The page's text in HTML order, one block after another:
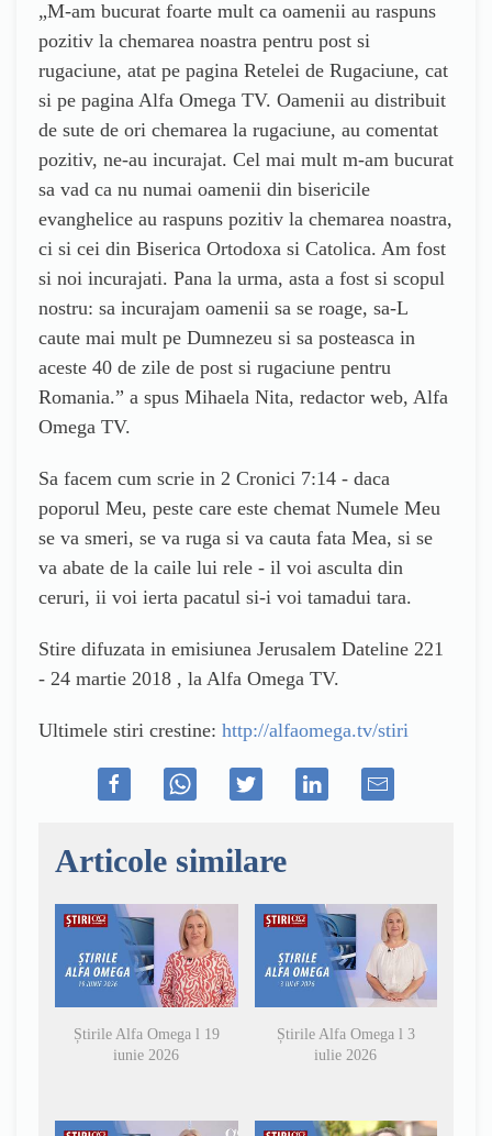
„M-am bucurat foarte mult ca oamenii au raspuns
pozitiv la chemarea noastra pentru post si
rugaciune, atat pe pagina Retelei de Rugaciune, cat
si pe pagina Alfa Omega TV. Oamenii au distribuit
de sute de ori chemarea la rugaciune, au comentat
pozitiv, ne-au incurajat. Cel mai mult m-am bucurat
sa vad ca nu numai oamenii din bisericile
evanghelice au raspuns pozitiv la chemarea noastra,
ci si cei din Biserica Ortodoxa si Catolica. Am fost
si noi incurajati. Pana la urma, asta a fost si scopul
nostru: sa incurajam oamenii sa se roage, sa-L
caute mai mult pe Dumnezeu si sa posteasca in
aceste 40 de zile de post si rugaciune pentru
Romania.” a spus Mihaela Nita, redactor web, Alfa
Omega TV.
Sa facem cum scrie in 2 Cronici 7:14 - daca
poporul Meu, peste care este chemat Numele Meu
se va smeri, se va ruga si va cauta fata Mea, si se
va abate de la caile lui rele - il voi asculta din
ceruri, ii voi ierta pacatul si-i voi tamadui tara.
Stire difuzata in emisiunea Jerusalem Dateline 221
- 24 martie 2018 , la Alfa Omega TV.
Ultimele stiri crestine: http://alfaomega.tv/stiri
Articole similare
Știrile Alfa Omega l 19
iunie 2026
Știrile Alfa Omega l 3
iulie 2026